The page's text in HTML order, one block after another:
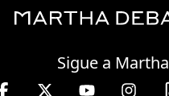
Sigue a Martha